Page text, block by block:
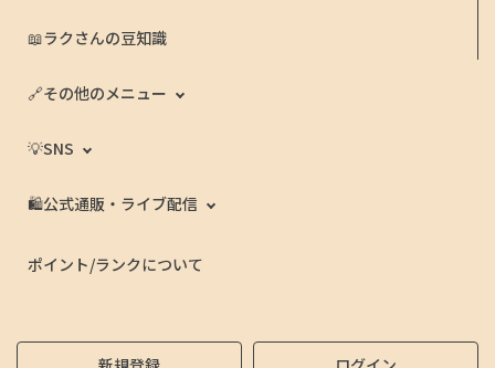
📖ラクさんの豆知識
🔗その他のメニュー
💡SNS
🛍️公式通販・ライブ配信
ポイント/ランクについて